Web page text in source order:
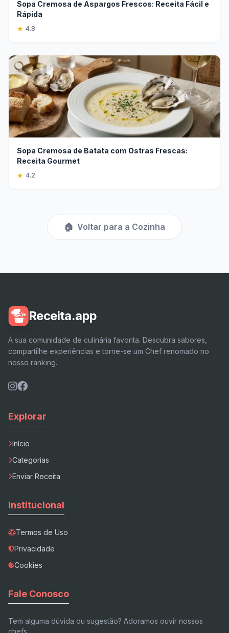
Sopa Cremosa de Aspargos Frescos: Receita Fácil e
Rápida
★ 4.8
Sopa Cremosa de Batata com Ostras Frescas:
Receita Gourmet
★ 4.2
🏠 Voltar para a Cozinha
Receita.app
A sua comunidade de culinária favorita. Descubra sabores,
compartilhe experiências e torne-se um Chef renomado no
nosso ranking.
Explorar
Início
Categorias
Enviar Receita
Institucional
Termos de Uso
Privacidade
Cookies
Fale Conosco
Tem alguma dúvida ou sugestão? Adoramos ouvir nossos
chefs.